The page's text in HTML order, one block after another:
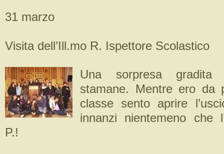
31 marzo
Visita dell’Ill.mo R. Ispettore Scolastico
Una sorpresa gradita
stamane. Mentre ero da
classe sento aprire
innanzi nientemeno che
P.!